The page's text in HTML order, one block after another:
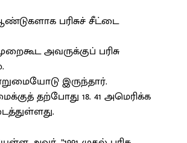
பரிசுச் சீட்டை
அவருக்குப் பரிசு
இருந்தார்.
தற்போது 18. 41 அமெரிக்க